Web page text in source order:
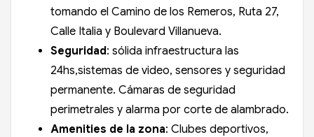
tomando el Camino de los Remeros, Ruta 27,
Calle Italia y Boulevard Villanueva.
Seguridad: sólida infraestructura las
24hs,sistemas de video, sensores y seguridad
permanente. Cámaras de seguridad
perimetrales y alarma por corte de alambrado.
Amenities de la zona: Clubes deportivos,